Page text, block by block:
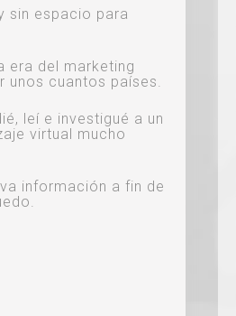
sin espacio para
era del marketing
unos cuantos países.
leí e investigué a un
virtual mucho
información a fin de